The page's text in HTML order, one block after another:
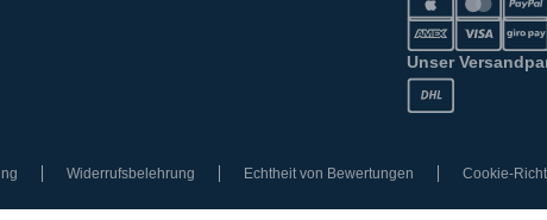
Unser
Widerrufsbelehrung Echtheit von Bewertungen Cookie-